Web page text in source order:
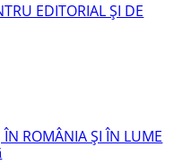
EDITORIAL ŞI DE
ÎN ROMÂNIA ŞI ÎN LUME